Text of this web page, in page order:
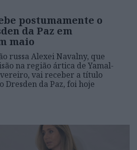
postumamente o
da Paz em
maio
russa Alexei Navalny, que
na região ártica de Yamal-
vai receber a título
Dresden da Paz, foi hoje